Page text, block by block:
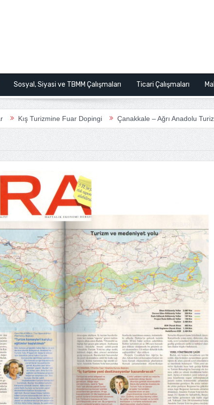
Sosyal, Siyasi ve TBMM Çalışmaları Ticari Çalışmaları
Turizmine Fuar Dopingi Çanakkale – Ağrı Anadolu Turizm